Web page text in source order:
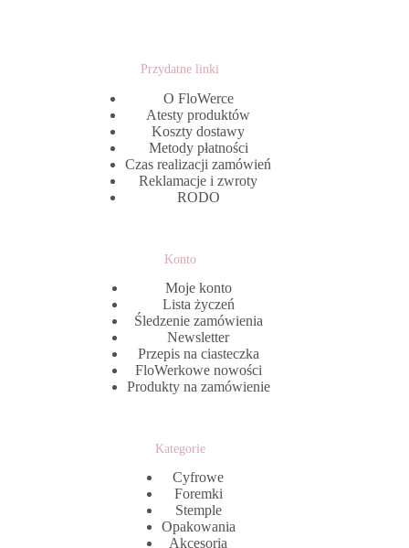
Przydatne linki
O FloWerce
Atesty produktów
Koszty dostawy
Metody płatności
Czas realizacji zamówień
Reklamacje i zwroty
RODO
Konto
Moje konto
Lista życzeń
Śledzenie zamówienia
Newsletter
Przepis na ciasteczka
FloWerkowe nowości
Produkty na zamówienie
Kategorie
Cyfrowe
Foremki
Stemple
Opakowania
Akcesoria